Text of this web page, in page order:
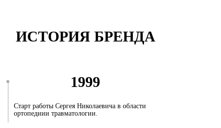
ИСТОРИЯ БРЕНДА
1999
Старт работы Сергея Николаевича в области
ортопедиии травматологии.